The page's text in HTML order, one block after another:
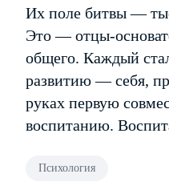
Их поле битвы —
Это — отцы-
общего. Каждый
развитию — себя,
руках первую
воспитанию.
Психология